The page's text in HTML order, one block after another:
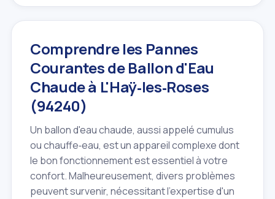
Comprendre les Pannes
Courantes de Ballon d'Eau
Chaude à L'Haÿ‑les‑Roses
(94240)
Un ballon d'eau chaude, aussi appelé cumulus
ou chauffe‑eau, est un appareil complexe dont
le bon fonctionnement est essentiel à votre
confort. Malheureusement, divers problèmes
peuvent survenir, nécessitant l'expertise d'un